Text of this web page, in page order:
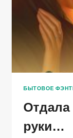
БЫТОВОЕ
руки…